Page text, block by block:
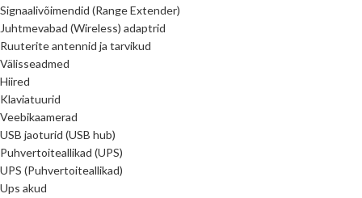
Signaalivõimendid (Range Extender)
Juhtmevabad (Wireless) adaptrid
Ruuterite antennid ja tarvikud
Välisseadmed
Hiired
Klaviatuurid
Veebikaamerad
USB jaoturid (USB hub)
Puhvertoiteallikad (UPS)
UPS (Puhvertoiteallikad)
Ups akud